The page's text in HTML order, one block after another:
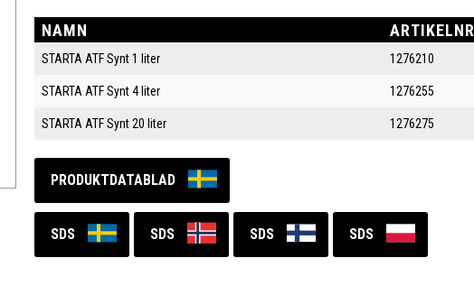
NAMN ARTIKELNR
STARTA ATF Synt 1 liter 1276210
STARTA ATF Synt 4 liter 1276255
STARTA ATF Synt 20 liter 1276275
PRODUKTDATABLAD
SDS SDS SDS SDS